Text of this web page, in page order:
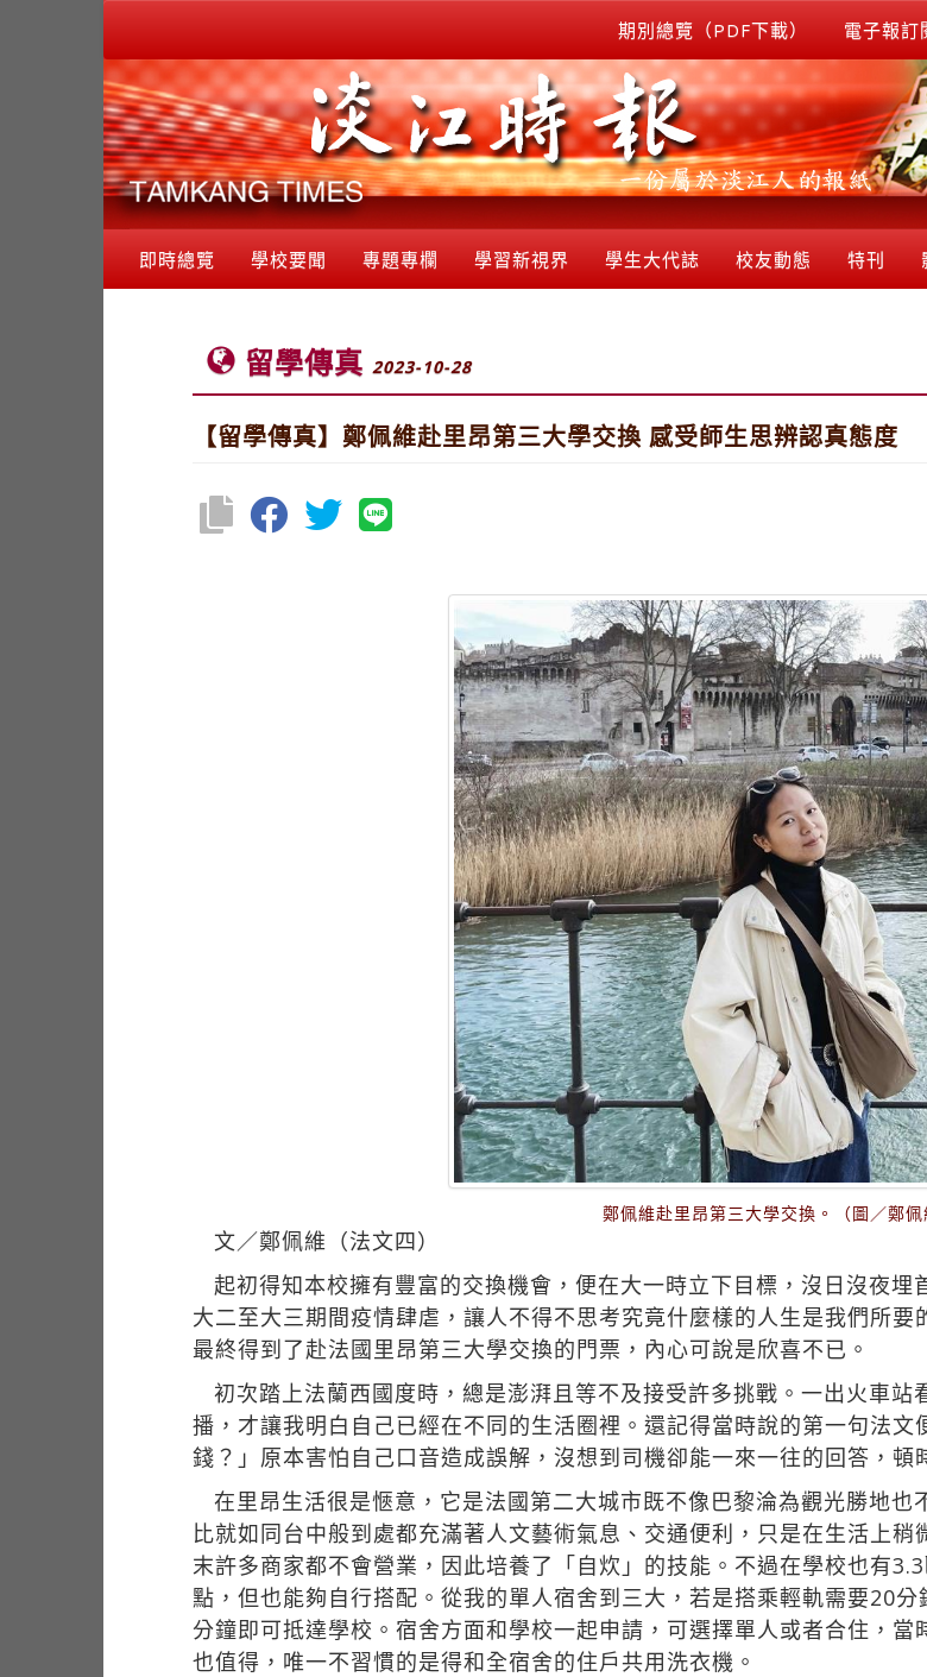
期別總覽（PDF下載） 電子報訂
即時總覽 學校要聞 專題專欄 學習新視界 學生大代誌 校友動態 特刊
留學傳真 2023-10-28
【留學傳真】鄭佩維赴里昂第三大學交換 感受師生思辨認真態度
鄭佩維赴里昂第三大學交換。（圖／鄭佩
文／鄭佩維（法文四）
起初得知本校擁有豐富的交換機會，便在大一時立下目標，沒日沒夜
大二至大三期間疫情肆虐，讓人不得不思考究竟什麼樣的人生是我們所要
最終得到了赴法國里昂第三大學交換的門票，內心可說是欣喜不已。
初次踏上法蘭西國度時，總是澎湃且等不及接受許多挑戰。一出火車
播，才讓我明白自己已經在不同的生活圈裡。還記得當時說的第一句法
錢？」原本害怕自己口音造成誤解，沒想到司機卻能一來一往的回答，頓
在里昂生活很是愜意，它是法國第二大城市既不像巴黎淪為觀光勝地
比就如同台中般到處都充滿著人文藝術氣息、交通便利，只是在生活上
末許多商家都不會營業，因此培養了「自炊」的技能。不過在學校也有
點，但也能夠自行搭配。從我的單人宿舍到三大，若是搭乘輕軌需要20
分鐘即可抵達學校。宿舍方面和學校一起申請，可選擇單人或者合住，
也值得，唯一不習慣的是得和全宿舍的住戶共用洗衣機。